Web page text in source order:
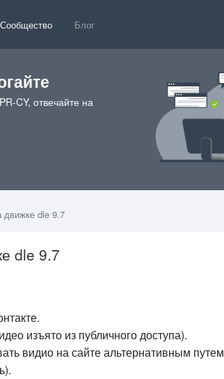
Сообщество Блог
CY, отвечайте на
движке dle 9.7
dle 9.7
изъято из публичного доступа).
видио на сайте альтернативным путем